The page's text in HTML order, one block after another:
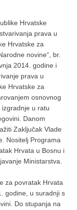
Hrvatske
prava u
Hrvatske za
novine“, br.
2014. godine i
prava u
Hrvatske za
osnovnog
u ratu
Danom
Zaključak Vlade
Nositelj Programa
Hrvata u Bosnu i
Ministarstva.
za povratak Hrvata
godine, u suradnji s
Do stupanja na